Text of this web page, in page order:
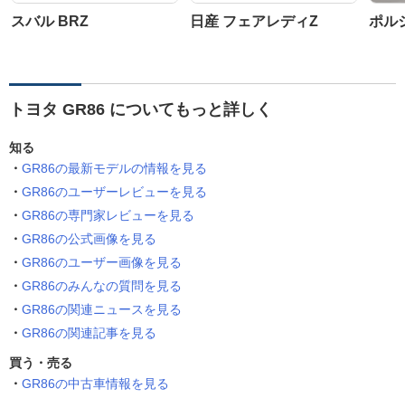
スバル BRZ 日産 フェアレディZ ポル
トヨタ GR86 についてもっと詳しく
知る
GR86の最新モデルの情報を見る
GR86のユーザーレビューを見る
GR86の専門家レビューを見る
GR86の公式画像を見る
GR86のユーザー画像を見る
GR86のみんなの質問を見る
GR86の関連ニュースを見る
GR86の関連記事を見る
買う・売る
GR86の中古車情報を見る